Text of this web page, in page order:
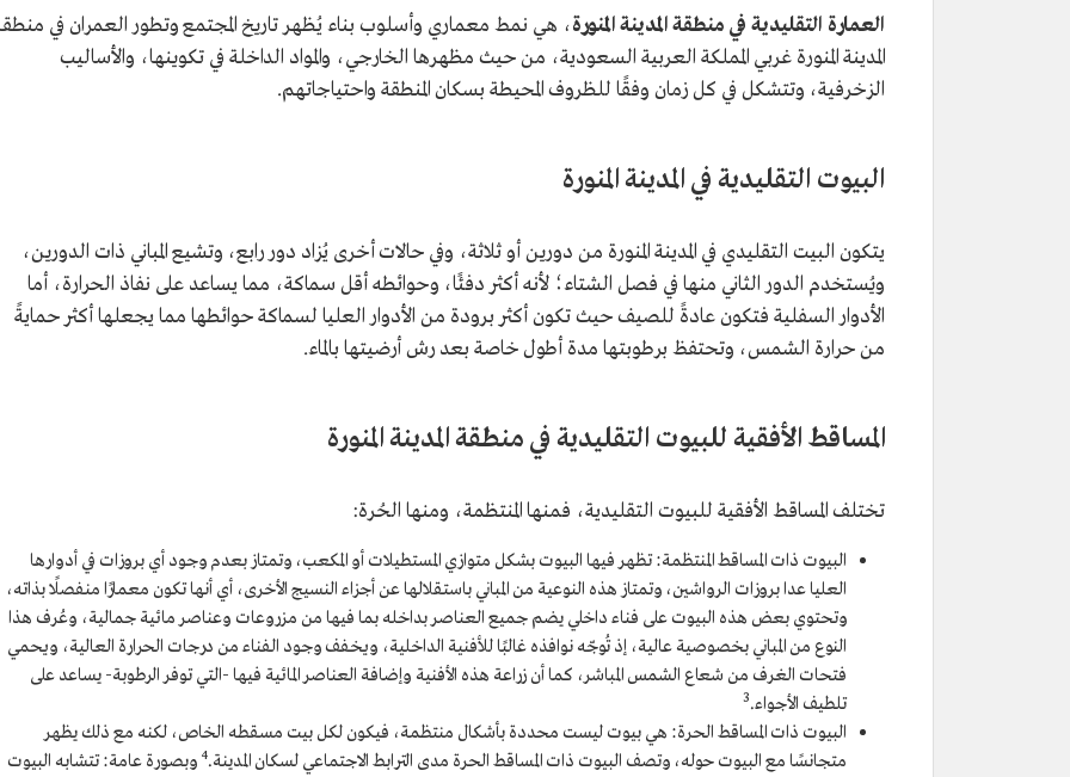
العمارة التقليدية في منطقة المدينة المنورة، هي نمط معماري وأسلوب بناء يُظهر تاريخ المجتمع وتطور العمران في
المدينة المنورة غربي المملكة العربية السعودية، من حيث مظهرها الخارجي، والمواد الداخلة في تكوينها، والأساليب
الزخرفية، وتتشكل في كل زمان وفقًا للظروف المحيطة بسكان المنطقة واحتياجاتهم.
البيوت التقليدية في المدينة المنورة
يتكون البيت التقليدي في المدينة المنورة من دورين أو ثلاثة، وفي حالات أخرى يُزاد دور رابع، وتشيع المباني ذات الدورين،
ويُستخدم الدور الثاني منها في فصل الشتاء؛ لأنه أكثر دفئًا، وحوائطه أقل سماكة، مما يساعد على نفاذ الحرارة، أما
الأدوار السفلية فتكون عادةً للصيف حيث تكون أكثر برودة من الأدوار العليا لسماكة حوائطها مما يجعلها أكثر حمايةً
من حرارة الشمس، وتحتفظ برطوبتها مدة أطول خاصة بعد رش أرضيتها بالماء.
المساقط الأفقية للبيوت التقليدية في منطقة المدينة المنورة
تختلف المساقط الأفقية للبيوت التقليدية، فمنها المنتظمة، ومنها الحُرة:
البيوت ذات المساقط المنتظمة: تظهر فيها البيوت بشكل متوازي المستطيلات أو المكعب، وتمتاز بعدم وجود أي بروزات في أدوارها
العليا عدا بروزات الرواشين، وتمتاز هذه النوعية من المباني باستقلالها عن أجزاء النسيج الأخرى، أي أنها تكون معمارًا منفصلًا بذاته،
وتحتوي بعض هذه البيوت على فناء داخلي يضم جميع العناصر بداخله بما فيها من مزروعات وعناصر مائية جمالية، وعُرف هذا
النوع من المباني بخصوصية عالية، إذ تُوجّه نوافذه غالبًا للأفنية الداخلية، ويخفف وجود الفناء من درجات الحرارة العالية، ويحمي
فتحات الغرف من شعاع الشمس المباشر، كما أن زراعة هذه الأفنية وإضافة العناصر المائية فيها -التي توفر الرطوبة- يساعد على
تلطيف الأجواء.3
البيوت ذات المساقط الحرة: هي بيوت ليست محددة بأشكال منتظمة، فيكون لكل بيت مسقطه الخاص، لكنه مع ذلك يظهر
متجانسًا مع البيوت حوله، وتصف البيوت ذات المساقط الحرة مدى الترابط الاجتماعي لسكان المدينة.4 وبصورة عامة: تتشابه البيوت